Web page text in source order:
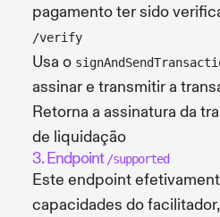
pagamento ter sido
/verify
Usa o
assinar e transmitir a
Retorna a assinatura da
de liquidação
3. Endpoint /supported
Este endpoint
capacidades do